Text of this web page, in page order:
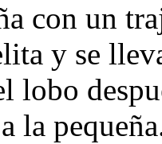
con un
y se
lobo
la